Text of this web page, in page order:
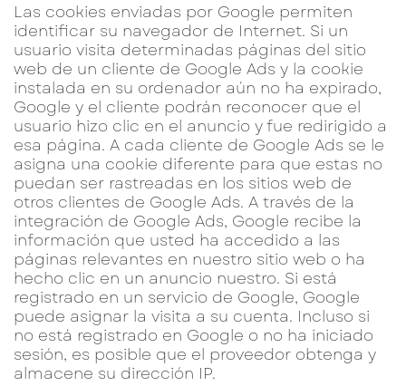
Las cookies enviadas por Google permiten
identificar su navegador de Internet. Si un
usuario visita determinadas páginas del sitio
web de un cliente de Google Ads y la cookie
instalada en su ordenador aún no ha expirado,
Google y el cliente podrán reconocer que el
usuario hizo clic en el anuncio y fue redirigido a
esa página. A cada cliente de Google Ads se le
asigna una cookie diferente para que estas no
puedan ser rastreadas en los sitios web de
otros clientes de Google Ads. A través de la
integración de Google Ads, Google recibe la
información que usted ha accedido a las
páginas relevantes en nuestro sitio web o ha
hecho clic en un anuncio nuestro. Si está
registrado en un servicio de Google, Google
puede asignar la visita a su cuenta. Incluso si
no está registrado en Google o no ha iniciado
sesión, es posible que el proveedor obtenga y
almacene su dirección IP.